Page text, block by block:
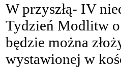
W przyszłą- IV
Tydzień Modlitw o
będzie można
wystawionej w